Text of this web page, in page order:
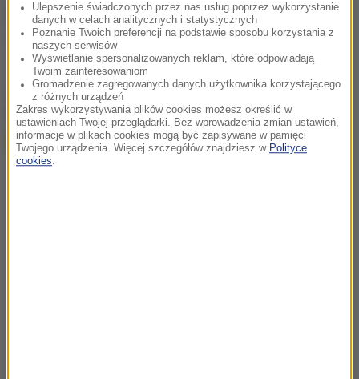
Źródło: PAP
Tagi: Wielkanocśnieg
chcesz widzieć więcej artykułów od RMF24?dodaj w
Google
Ulepszenie świadczonych przez nas usług poprzez wykorzystanie
danych w celach analitycznych i statystycznych
Poznanie Twoich preferencji na podstawie sposobu korzystania z
naszych serwisów
Wyświetlanie spersonalizowanych reklam, które odpowiadają
Twoim zainteresowaniom
Gromadzenie zagregowanych danych użytkownika korzystającego
z różnych urządzeń
Zakres wykorzystywania plików cookies możesz określić w
ustawieniach Twojej przeglądarki. Bez wprowadzenia zmian ustawień,
informacje w plikach cookies mogą być zapisywane w pamięci
Twojego urządzenia. Więcej szczegółów znajdziesz w Polityce
cookies.